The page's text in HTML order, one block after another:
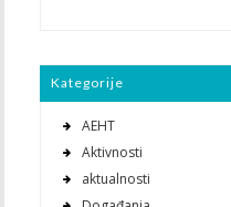
Kategorije
AEHT
Aktivnosti
aktualnosti